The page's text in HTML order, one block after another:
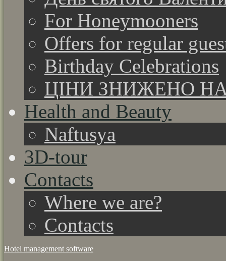
For Honeymooners
Offers for regular
Birthday Celebrations
ЦІНИ ЗНИЖЕНО НА
Health and Beauty
Naftusya
3D-tour
Contacts
Where we are?
Contacts
Hotel management software